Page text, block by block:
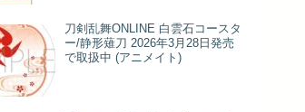
刀剣乱舞ONLINE 白雲石コースタ
ー/静形薙刀 2026年3月28日発売
で取扱中 (アニメイト)